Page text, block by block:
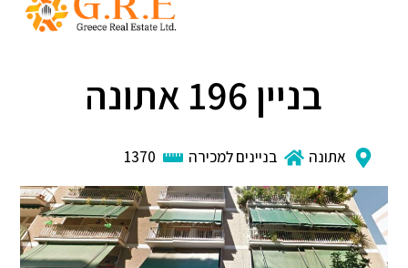
בניין 196 אתונה
אתונה בניינים למכירה 1370